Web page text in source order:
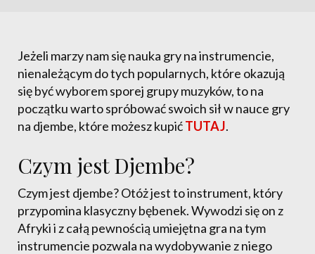
Jeżeli marzy nam się nauka gry na instrumencie,
nienależącym do tych popularnych, które okazują
się być wyborem sporej grupy muzyków, to na
początku warto spróbować swoich sił w nauce gry
na djembe, które możesz kupićTUTAJ.
Czym jest Djembe?
Czym jest djembe? Otóż jest to instrument, który
przypomina klasyczny bębenek. Wywodzi się on z
Afryki i z całą pewnością umiejętna gra na tym
instrumencie pozwala na wydobywanie z niego